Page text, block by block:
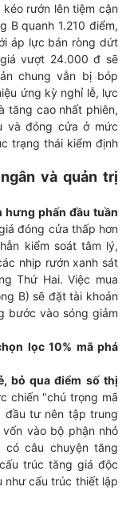
rướn lên tiệm cận
B quanh 1.210 điểm,
áp lực bán ròng dứt
vượt 24.000 đ sẽ
chung vẫn bị bóp
ứng kỳ nghỉ lễ, lực
tăng cao nhất phiên,
và đóng cửa ở mức
trạng thái kiểm định
và quản trị
hưng phấn đầu tuần
đóng cửa thấp hơn
kiểm soát tâm lý,
nhịp rướn xanh sát
Thứ Hai. Việc mua
B) sẽ đặt tài khoản
bước vào sóng giảm
lọc 10% mã phá
bỏ qua điểm số thị
chiến "chú trọng mã
đầu tư nên tập trung
vào bộ phận nhỏ
câu chuyện tăng
trúc tăng giá độc
như cấu trúc thiết lập